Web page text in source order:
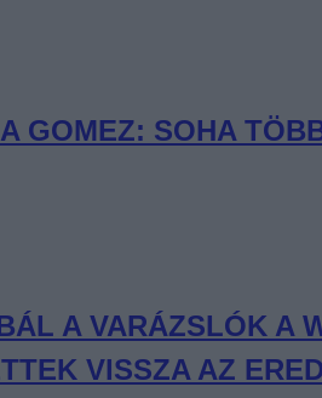
GOMEZ: SOHA
A VARÁZSLÓK A
VISSZA AZ